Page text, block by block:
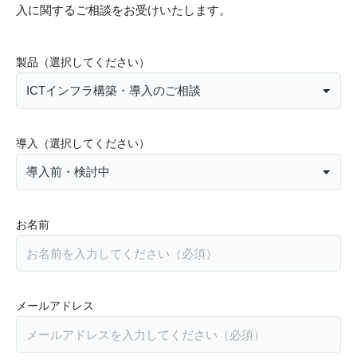
入に関するご相談をお受けいたします。
製品（選択してください）
導入（選択してください）
お名前
メールアドレス